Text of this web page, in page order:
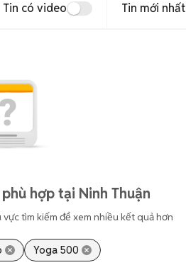
Tin có video Tin mới nhất
hợp tại Ninh Thuận
tìm kiếm để xem nhiều kết quả hơn
Yoga 500